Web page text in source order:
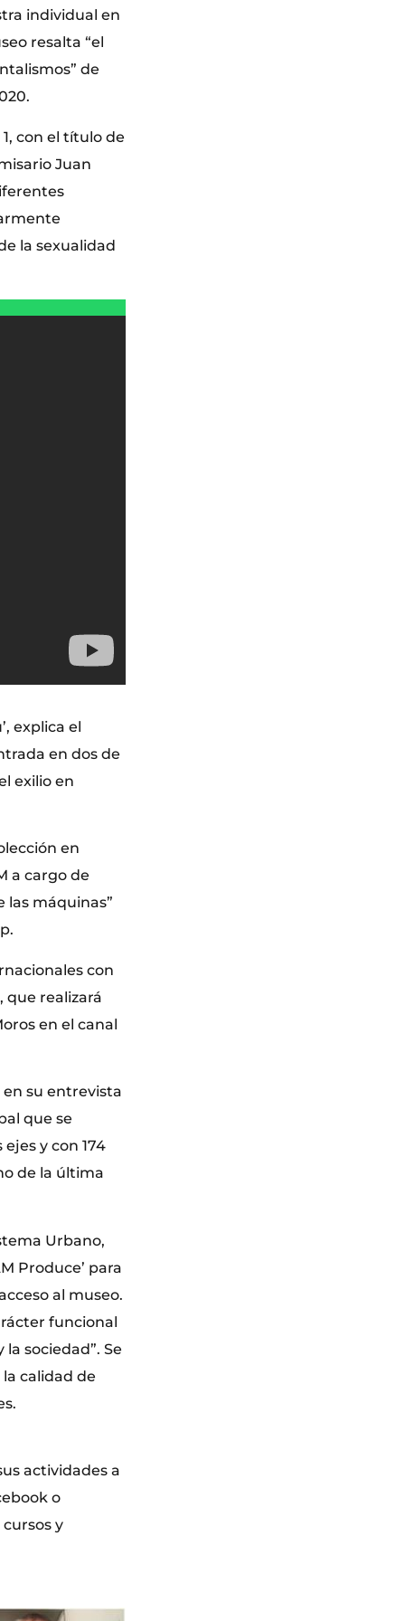
individual en
resalta “el
de
con el título de
Juan
la sexualidad
explica el
en dos de
exilio en
en
a cargo de
las máquinas”
con
que realizará
en el canal
en su entrevista
que se
y con 174
de la última
Urbano,
Produce’ para
al museo.
funcional
sociedad”. Se
calidad de
actividades a
o
y